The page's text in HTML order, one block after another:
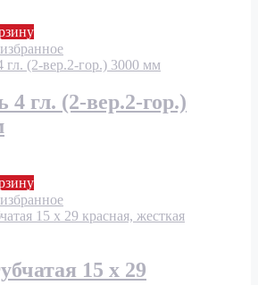
4 гл. (2-вер.2-гор.)
15 x 29